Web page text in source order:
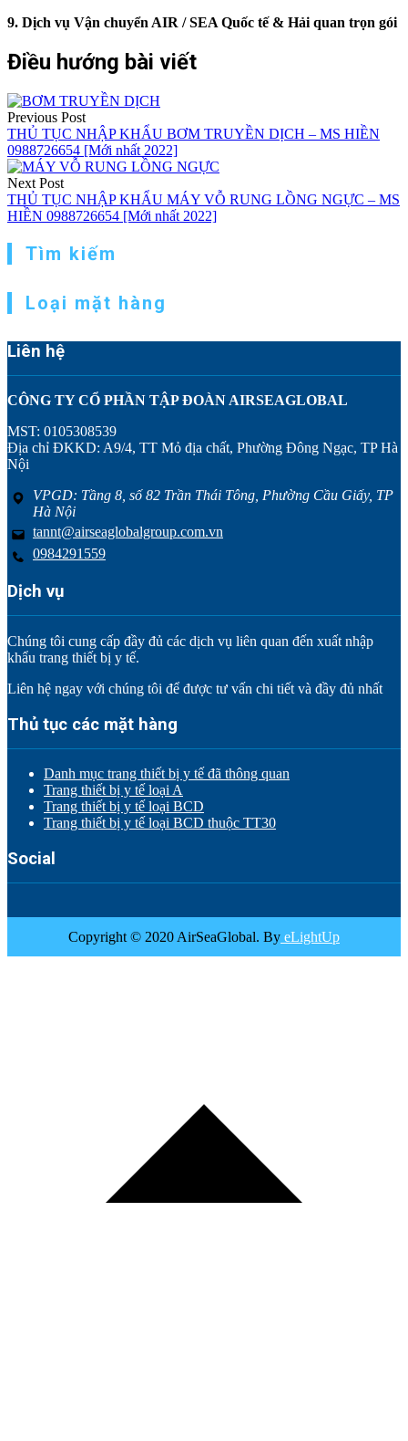
9. Dịch vụ Vận chuyển AIR / SEA Quốc tế & Hải quan trọn gói
Điều hướng bài viết
Previous Post
THỦ TỤC NHẬP KHẨU BƠM TRUYỀN DỊCH – MS HIỀN
0988726654 [Mới nhất 2022]
Next Post
THỦ TỤC NHẬP KHẨU MÁY VỖ RUNG LỒNG NGỰC – MS
HIỀN 0988726654 [Mới nhất 2022]
Tìm kiếm
Loại mặt hàng
Liên hệ
CÔNG TY CỔ PHẦN TẬP ĐOÀN AIRSEAGLOBAL
MST: 0105308539
Địa chỉ ĐKKD: A9/4, TT Mỏ địa chất, Phường Đông Ngạc, TP Hà
Nội
VPGD: Tầng 8, số 82 Trần Thái Tông, Phường Cầu Giấy, TP
Hà Nội
tannt@airseaglobalgroup.com.vn
0984291559
Dịch vụ
Chúng tôi cung cấp đầy đủ các dịch vụ liên quan đến xuất nhập
khẩu trang thiết bị y tế.
Liên hệ ngay với chúng tôi để được tư vấn chi tiết và đầy đủ nhất
Thủ tục các mặt hàng
Danh mục trang thiết bị y tế đã thông quan
Trang thiết bị y tế loại A
Trang thiết bị y tế loại BCD
Trang thiết bị y tế loại BCD thuộc TT30
Social
Copyright © 2020 AirSeaGlobal. By eLightUp